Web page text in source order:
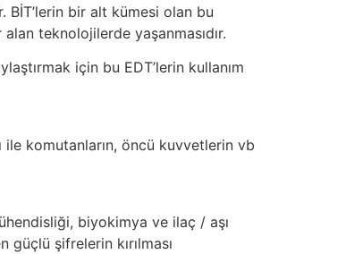
BİT’lerin bir alt kümesi olan bu
teknolojilerde yaşanmasıdır.
için bu EDT’lerin kullanım
komutanların, öncü kuvvetlerin vb
biyokimya ve ilaç / aşı
şifrelerin kırılması